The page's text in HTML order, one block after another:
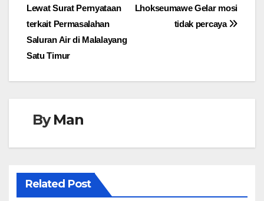
Lhokseumawe Gelar mosi
tidak percaya
Lewat Surat Pernyataan
terkait Permasalahan
Saluran Air di Malalayang
Satu Timur
ByMan
Related Post